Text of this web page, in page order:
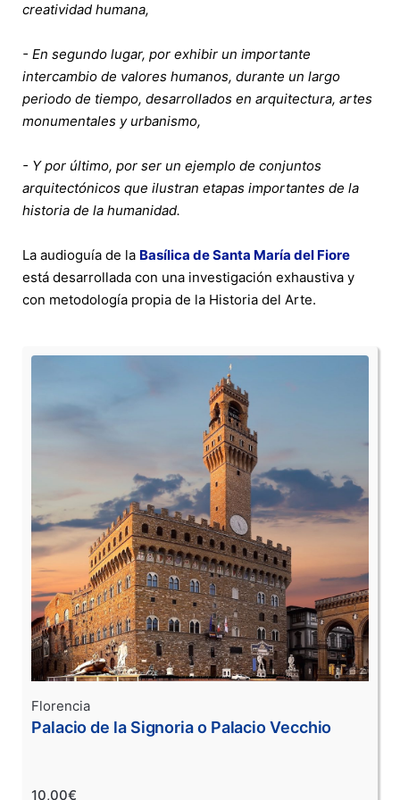
creatividad humana,
- En segundo lugar, por exhibir un importante
intercambio de valores humanos, durante un largo
periodo de tiempo, desarrollados en arquitectura, artes
monumentales y urbanismo,
- Y por último, por ser un ejemplo de conjuntos
arquitectónicos que ilustran etapas importantes de la
historia de la humanidad.
La audioguía de la Basílica de Santa María del Fiore
está desarrollada con una investigación exhaustiva y
con metodología propia de la Historia del Arte.
Florencia
Palacio de la Signoria o Palacio Vecchio
10,00€